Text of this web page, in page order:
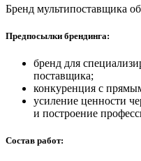
Бренд мультипоставщика
Предпосылки брендинга:
бренд для
поставщика;
конкуренция с
усиление ценности
и построение
Состав работ: